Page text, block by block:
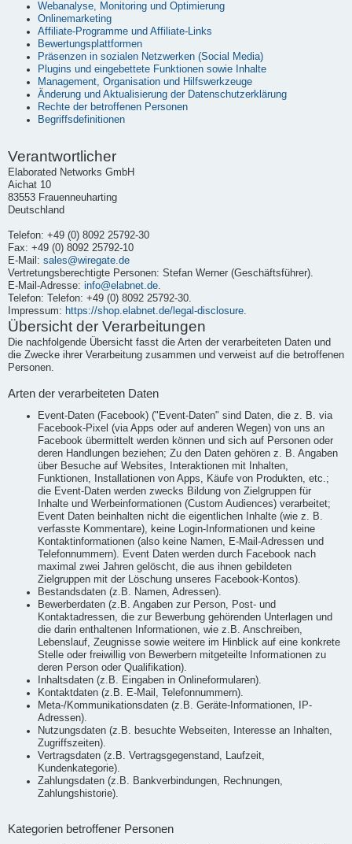
Webanalyse, Monitoring und Optimierung
Onlinemarketing
Affiliate-Programme und Affiliate-Links
Bewertungsplattformen
Präsenzen in sozialen Netzwerken (Social Media)
Plugins und eingebettete Funktionen sowie Inhalte
Management, Organisation und Hilfswerkzeuge
Änderung und Aktualisierung der Datenschutzerklärung
Rechte der betroffenen Personen
Begriffsdefinitionen
Verantwortlicher
Elaborated Networks GmbH
Aichat 10
83553 Frauenneuharting
Deutschland
Telefon: +49 (0) 8092 25792-30
Fax: +49 (0) 8092 25792-10
E-Mail: sales@wiregate.de
Vertretungsberechtigte Personen: Stefan Werner (Geschäftsführer).
E-Mail-Adresse: info@elabnet.de.
Telefon: Telefon: +49 (0) 8092 25792-30.
Impressum: https://shop.elabnet.de/legal-disclosure.
Übersicht der Verarbeitungen
Die nachfolgende Übersicht fasst die Arten der verarbeiteten Daten und
die Zwecke ihrer Verarbeitung zusammen und verweist auf die betroffenen
Personen.
Arten der verarbeiteten Daten
Event-Daten (Facebook) ("Event-Daten" sind Daten, die z. B. via
Facebook-Pixel (via Apps oder auf anderen Wegen) von uns an
Facebook übermittelt werden können und sich auf Personen oder
deren Handlungen beziehen; Zu den Daten gehören z. B. Angaben
über Besuche auf Websites, Interaktionen mit Inhalten,
Funktionen, Installationen von Apps, Käufe von Produkten, etc.;
die Event-Daten werden zwecks Bildung von Zielgruppen für
Inhalte und Werbeinformationen (Custom Audiences) verarbeitet;
Event Daten beinhalten nicht die eigentlichen Inhalte (wie z. B.
verfasste Kommentare), keine Login-Informationen und keine
Kontaktinformationen (also keine Namen, E-Mail-Adressen und
Telefonnummern). Event Daten werden durch Facebook nach
maximal zwei Jahren gelöscht, die aus ihnen gebildeten
Zielgruppen mit der Löschung unseres Facebook-Kontos).
Bestandsdaten (z.B. Namen, Adressen).
Bewerberdaten (z.B. Angaben zur Person, Post- und
Kontaktadressen, die zur Bewerbung gehörenden Unterlagen und
die darin enthaltenen Informationen, wie z.B. Anschreiben,
Lebenslauf, Zeugnisse sowie weitere im Hinblick auf eine konkrete
Stelle oder freiwillig von Bewerbern mitgeteilte Informationen zu
deren Person oder Qualifikation).
Inhaltsdaten (z.B. Eingaben in Onlineformularen).
Kontaktdaten (z.B. E-Mail, Telefonnummern).
Meta-/Kommunikationsdaten (z.B. Geräte-Informationen, IP-
Adressen).
Nutzungsdaten (z.B. besuchte Webseiten, Interesse an Inhalten,
Zugriffszeiten).
Vertragsdaten (z.B. Vertragsgegenstand, Laufzeit,
Kundenkategorie).
Zahlungsdaten (z.B. Bankverbindungen, Rechnungen,
Zahlungshistorie).
Kategorien betroffener Personen